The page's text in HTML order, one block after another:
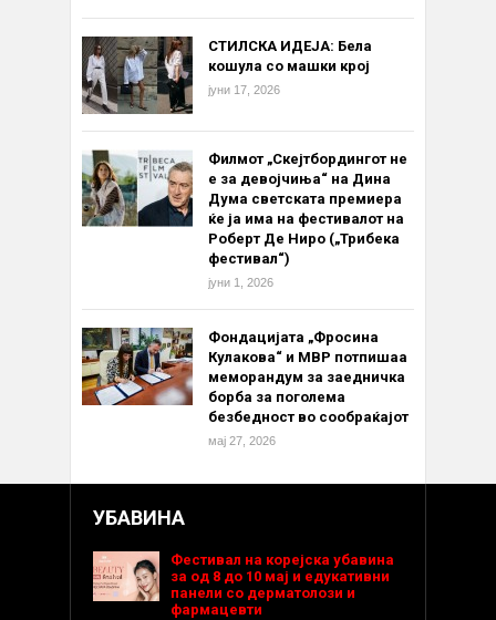
СТИЛСКА ИДЕЈА: Бела
кошула со машки крој
јуни 17, 2026
Филмот „Скејтбордингот не
е за девојчиња“ на Дина
Дума светската премиера
ќе ја има на фестивалот на
Роберт Де Ниро („Трибека
фестивал“)
јуни 1, 2026
Фондацијата „Фросина
Кулакова“ и МВР потпишаа
меморандум за заедничка
борба за поголема
безбедност во сообраќајот
мај 27, 2026
УБАВИНА
Фестивал на корејска убавина
за од 8 до 10 мај и едукативни
панели со дерматолози и
фармацевти